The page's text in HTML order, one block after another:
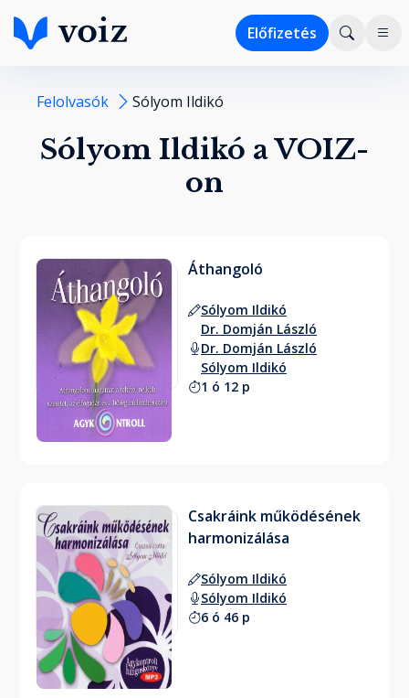
Előfizetés
Felolvasók Sólyom Ildikó
Sólyom Ildikó a VOIZ-
on
Áthangoló
Sólyom Ildikó
Dr. Domján László
Dr. Domján László
Sólyom Ildikó
1 ó 12 p
Csakráink működésének
harmonizálása
Sólyom Ildikó
Sólyom Ildikó
6 ó 46 p